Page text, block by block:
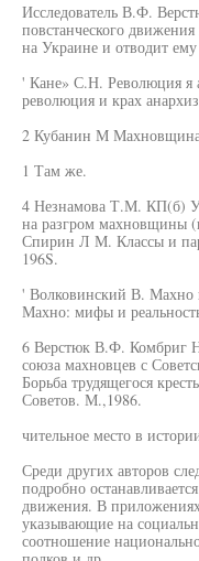
Исследователь В.Ф.
повстанческого
на Украине и отводит
' Кане» С.Н. Революция я
революция и крах
2 Кубанин М
1 Там же.
4 Незнамова Т.М. КП(б)
на разгром махновщины
Спирин Л М. Классы и
196S.
' Волковинский В.
Махно: мифы и
6 Верстюк В.Ф. Комбриг
союза махновцев с
Борьба трудящегося
Советов. М.,1986.
чительное место в
Среди других авторов
подробно
движения. В
указывающие на
соотношение